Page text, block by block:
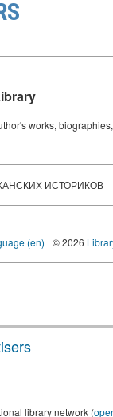
works,
ИСТОРИКОВ
(en) © 2026
library network (